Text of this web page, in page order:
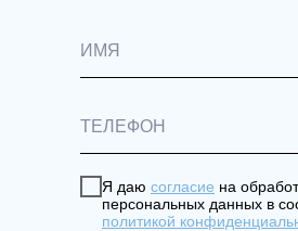
Я даю согласие на
персональных данных в
политикой